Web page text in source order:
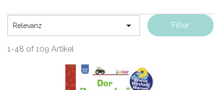
Relevanz  Filter
1-48 of 109 Artikel